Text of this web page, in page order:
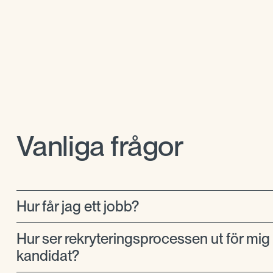
Vanliga frågor
Hur får jag ett jobb?
Hur ser rekryteringsprocessen ut för
kandidat?